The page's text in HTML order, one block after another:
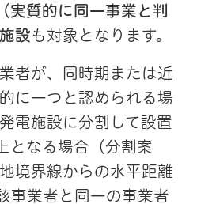
実質的に同一事業と判
設も対象となります。
者が、同時期または近
に一つと認められる場
電施設に分割して設置
となる場合（分割案
境界線からの水平距離
事業者と同一の事業者